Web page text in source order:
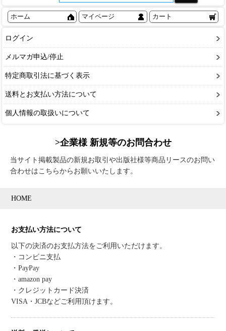
ホーム マイページ カート
ログイン
メルマガ申込/停止
特定商取引法に基づく表示
送料とお支払い方法について
個人情報の取扱いについて
>企業様 新規等のお問合わせ
当サイト掲載製品の新規お取引や出版社様等商品リースのお問い
合わせはこちらからお願いいたします。
HOME
お支払い方法について
以下の決済のお支払方法をご利用いただけます。
・コンビニ支払
・PayPay
・amazon pay
・クレジットカード決済
VISA・JCBなどご利用頂けます。